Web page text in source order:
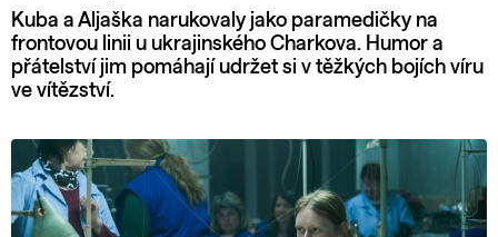
Kuba a Aljaška narukovaly jako paramedičky na
frontovou linii u ukrajinského Charkova. Humor a
přátelství jim pomáhají udržet si v těžkých bojích víru
ve vítězství.